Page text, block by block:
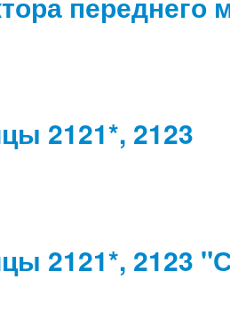
2121*, 2123
2121*, 2123